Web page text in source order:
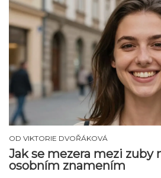
OD VIKTORIE DVOŘÁKOVÁ
Jak se mezera mezi zuby
osobním znamením